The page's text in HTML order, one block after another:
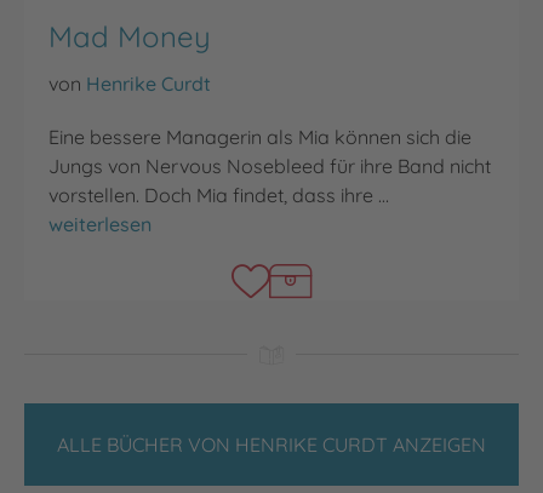
Mad Money
von Henrike Curdt
Eine bessere Managerin als Mia können sich die
Jungs von Nervous Nosebleed für ihre Band nicht
vorstellen. Doch Mia findet, dass ihre …
Mad Money
weiterlesen
ALLE BÜCHER VON HENRIKE CURDT ANZEIGEN